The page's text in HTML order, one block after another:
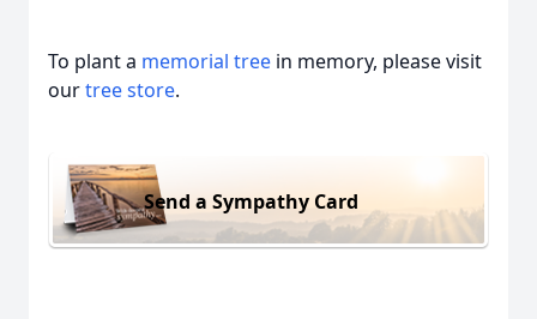
To plant a memorial tree in memory, please visit
ourtree store.
Send a Sympathy Card